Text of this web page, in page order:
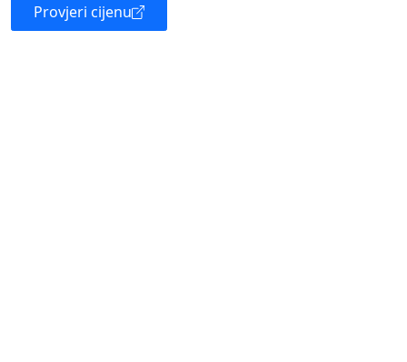
Provjeri cijenu